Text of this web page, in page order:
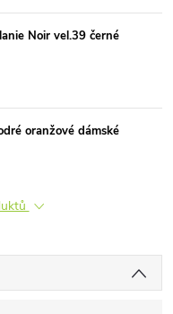
Noir vel.39 černé
oranžové dámské